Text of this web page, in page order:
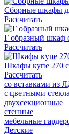
Сборные шкафы
Рассчитать
Г образный шкаф
Рассчитать
Шкафы купе 270
Рассчитать
со вставками из
с цветными
двухсекционные
стенные
мебельные
Детские